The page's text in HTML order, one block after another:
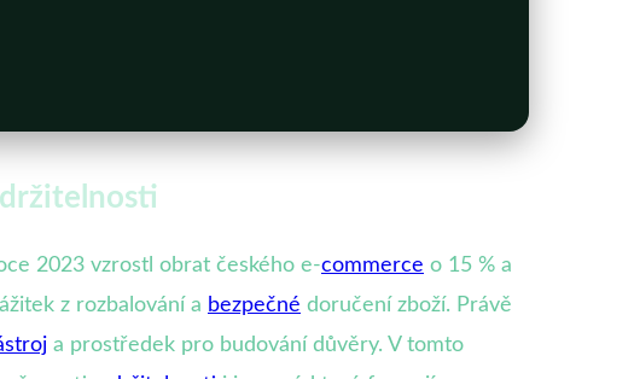
2023 vzrostl obrat českého e-commerce o 15 % a
z rozbalování a bezpečné doručení zboží. Právě
a prostředek pro budování důvěry. V tomto